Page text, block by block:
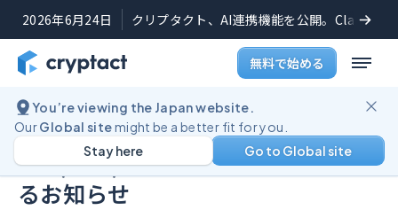
2026年6月24日 クリプタクト、AI連携機能を公開。Claude
無料で始める
You’re viewing the Japan website.
OurGlobal sitemight be a better fit for you.
Go to Global site
Stay here
重要なお知らせ
Sui (スイ) ブロックチェーンに関す
るお知らせ